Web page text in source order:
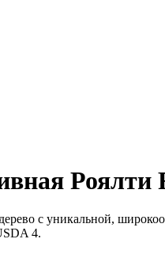
с уникальной,
4.